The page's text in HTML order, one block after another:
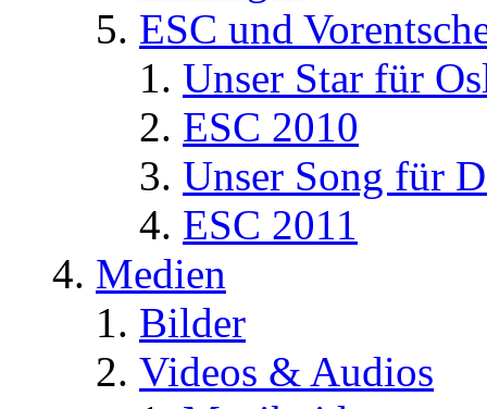
ESC und
Unser Star für
ESC 2010
Unser Song für
ESC 2011
Medien
Bilder
Videos & Audios